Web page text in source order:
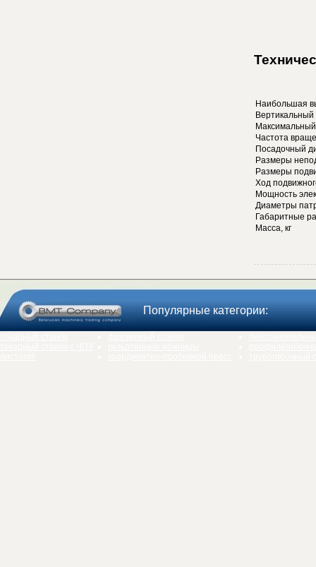
Наибольшая
Частота
Посадочный
Размеры
Размеры
Ход
Мощность
Диаметры
Габаритные
Масса, кг
Популярные категории: